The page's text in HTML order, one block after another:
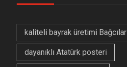
kaliteli bayrak üretimi Bağcılar
dayanıklı Atatürk posteri